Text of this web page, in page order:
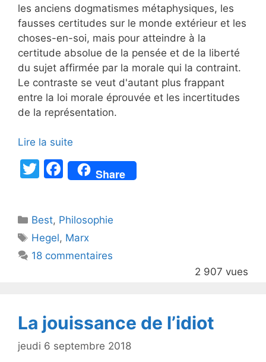
les anciens dogmatismes métaphysiques, les
fausses certitudes sur le monde extérieur et les
choses-en-soi, mais pour atteindre à la
certitude absolue de la pensée et de la liberté
du sujet affirmée par la morale qui la contraint.
Le contraste se veut d'autant plus frappant
entre la loi morale éprouvée et les incertitudes
de la représentation.
Lire la suite
T
er
F
a
e
b
o
Share
Catégories
Best, Philosophie
Étiquettes
Hegel, Marx
18 commentaires
2 907 vues
La jouissance de l’idiot
jeudi 6 septembre 2018